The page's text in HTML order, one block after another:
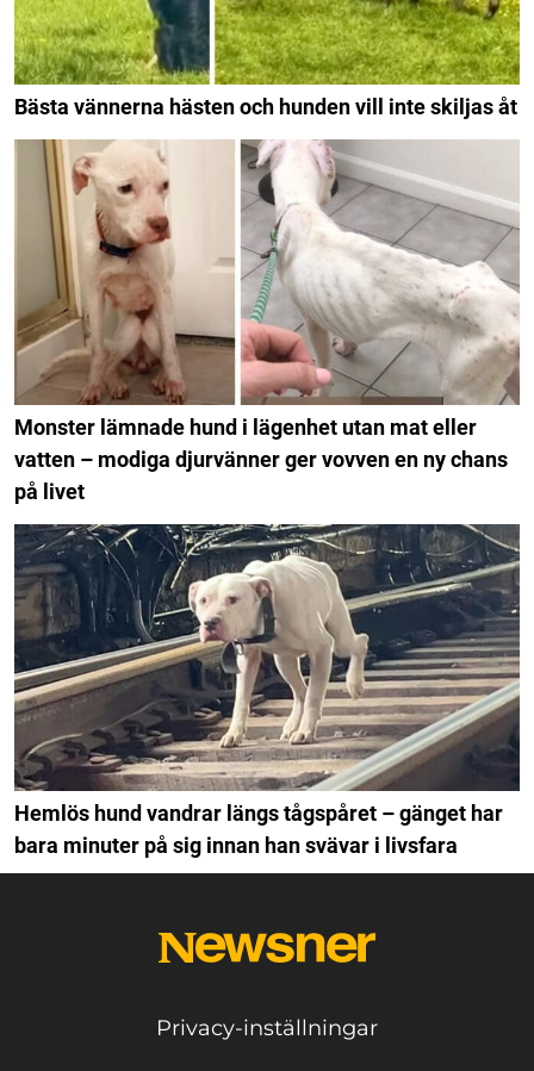
Bästa vännerna hästen och hunden vill inte skiljas åt
Monster lämnade hund i lägenhet utan mat eller
vatten – modiga djurvänner ger vovven en ny chans
på livet
Hemlös hund vandrar längs tågspåret – gänget har
bara minuter på sig innan han svävar i livsfara
Privacy-inställningar